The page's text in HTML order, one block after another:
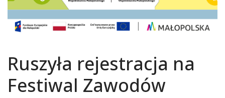
Ruszyła rejestracja na
Festiwal Zawodów